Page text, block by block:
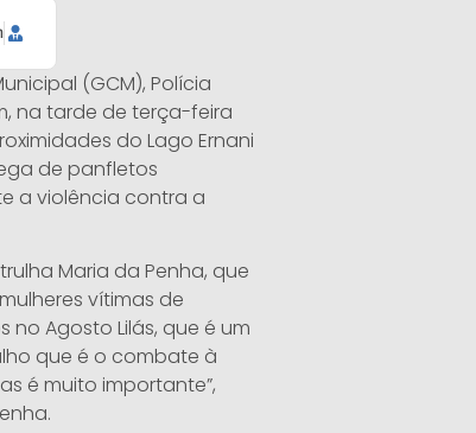
(GCM), Polícia
na tarde de terça-feira
do Lago Ernani
de panfletos
a violência contra a
Maria da Penha, que
vítimas de
no Agosto Lilás, que é um
que é o combate à
é muito importante”,